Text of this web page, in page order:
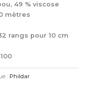
49 % viscose
mètres
rangs pour 10 cm
: Phildar